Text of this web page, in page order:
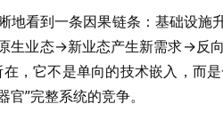
地看到一条因果链条：基础设
生业态→新业态产生新需求→反
，它不是单向的技术嵌入，而
”完整系统的竞争。